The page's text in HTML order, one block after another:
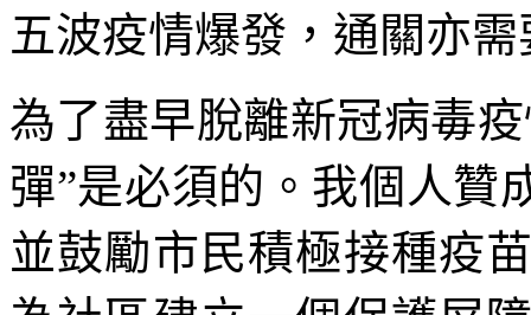
五波疫情爆發，通關亦
為了盡早脫離新冠病毒
彈”是必須的。我個人贊
並鼓勵市民積極接種疫